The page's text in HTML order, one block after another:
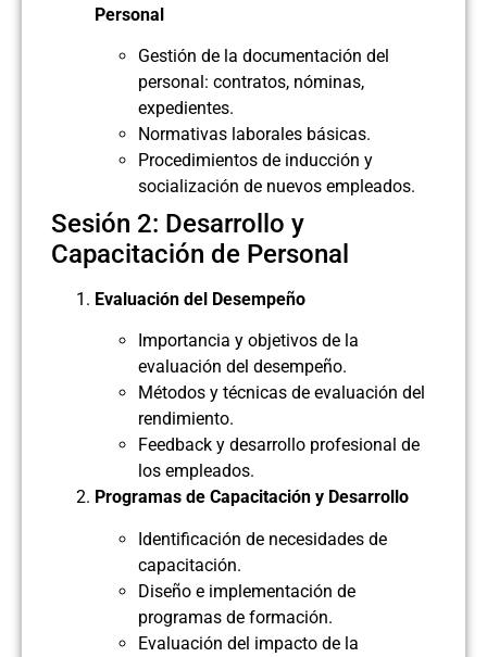
Personal
Gestión de la documentación del
personal: contratos, nóminas,
expedientes.
Normativas laborales básicas.
Procedimientos de inducción y
socialización de nuevos empleados.
Sesión 2: Desarrollo y
Capacitación de Personal
Evaluación del Desempeño
Importancia y objetivos de la
evaluación del desempeño.
Métodos y técnicas de evaluación del
rendimiento.
Feedback y desarrollo profesional de
los empleados.
Programas de Capacitación y Desarrollo
Identificación de necesidades de
capacitación.
Diseño e implementación de
programas de formación.
Evaluación del impacto de la